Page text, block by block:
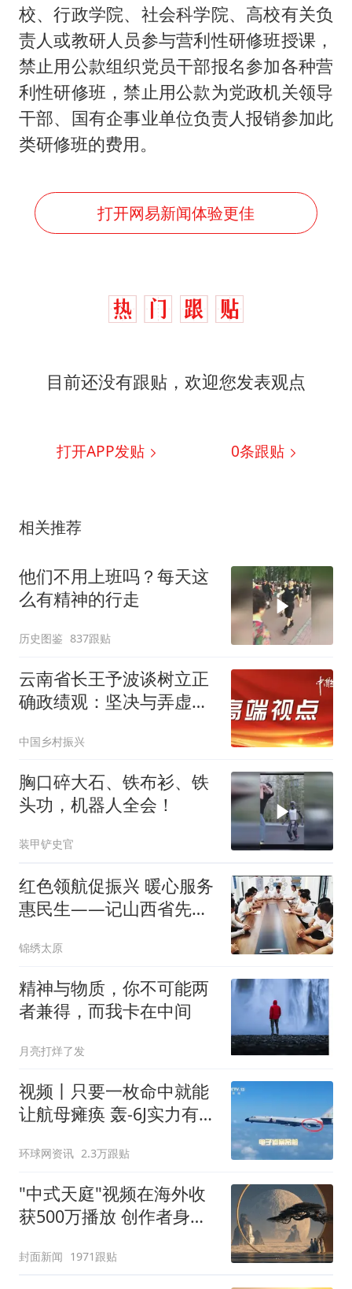
校、行政学院、社会科学院、高校有关负
责人或教研人员参与营利性研修班授课，
禁止用公款组织党员干部报名参加各种营
利性研修班，禁止用公款为党政机关领导
干部、国有企事业单位负责人报销参加此
类研修班的费用。
打开网易新闻体验更佳
目前还没有跟贴，欢迎您发表观点
打开APP发贴 0条跟贴
相关推荐
他们不用上班吗？每天这
么有精神的行走
历史图鉴 837跟贴
云南省长王予波谈树立正
确政绩观：坚决与弄虚作
争
中国乡村振兴
胸口碎大石、铁布衫、铁
头功，机器人全会！
装甲铲史官
红色领航促振兴 暖心服务
惠民生——记山西省先进
镇西蒲村党总支
锦绣太原
精神与物质，你不可能两
者兼得，而我卡在中间
月亮打烊了发
视频丨只要一枚命中就能
让航母瘫痪 轰-6J实力有多
环球网资讯 2.3万跟贴
"中式天庭"视频在海外收
获500万播放 创作者身份
封面新闻 1971跟贴